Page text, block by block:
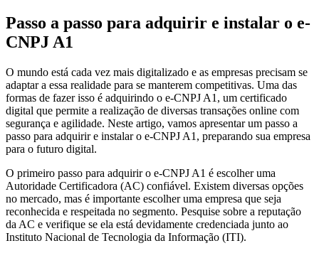
Passo a passo para adquirir e instalar o e-
CNPJ A1
O mundo está cada vez mais digitalizado e as empresas precisam se
adaptar a essa realidade para se manterem competitivas. Uma das
formas de fazer isso é adquirindo o e-CNPJ A1, um certificado
digital que permite a realização de diversas transações online com
segurança e agilidade. Neste artigo, vamos apresentar um passo a
passo para adquirir e instalar o e-CNPJ A1, preparando sua empresa
para o futuro digital.
O primeiro passo para adquirir o e-CNPJ A1 é escolher uma
Autoridade Certificadora (AC) confiável. Existem diversas opções
no mercado, mas é importante escolher uma empresa que seja
reconhecida e respeitada no segmento. Pesquise sobre a reputação
da AC e verifique se ela está devidamente credenciada junto ao
Instituto Nacional de Tecnologia da Informação (ITI).